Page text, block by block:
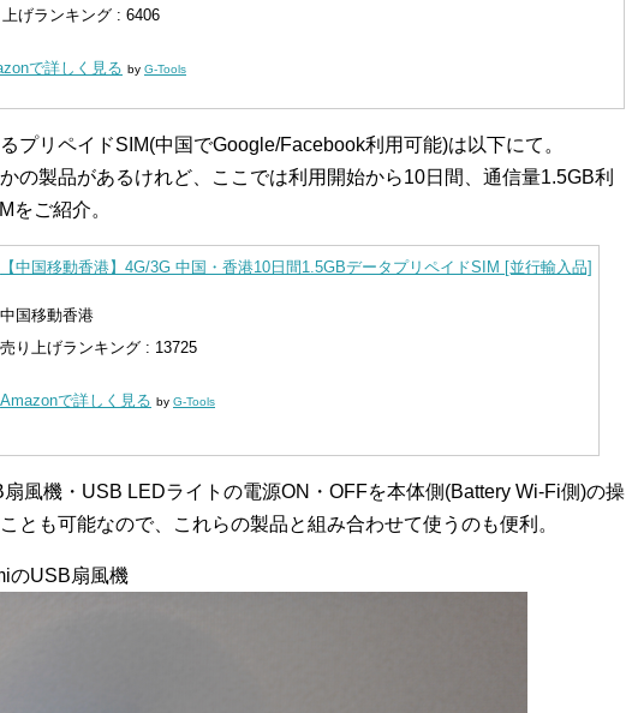
げランキング : 6406
で詳しく見る by G-Tools
プリペイドSIM(中国でGoogle/Facebook利用可能)は以下にて。
の製品があるけれど、ここでは利用開始から10日間、通信量1.5GB利
をご紹介。
【中国移動香港】4G/3G 中国・香港10日間1.5GBデータプリペイドSIM [並行輸入品]
中国移動香港
売り上げランキング : 13725
Amazonで詳しく見る by G-Tools
風機・USB LEDライトの電源ON・OFFを本体側(Battery Wi-Fi側)の操
とも可能なので、これらの製品と組み合わせて使うのも便利。
のUSB扇風機